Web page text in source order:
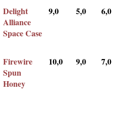
Delight
Alliance
Space Case
9,0 5,0 6,0
Firewire
Spun
Honey
10,0 9,0 7,0